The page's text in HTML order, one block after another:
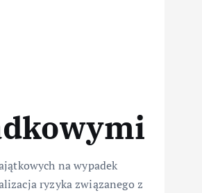
na wypadek
ryzyka związanego z